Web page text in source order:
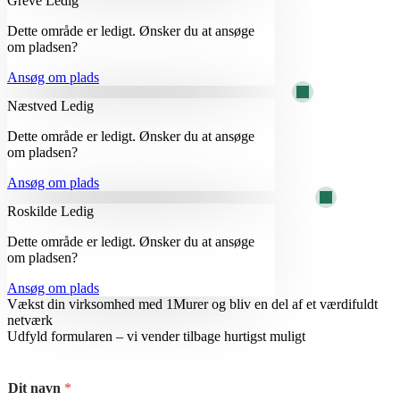
Dette område er ledigt. Ønsker du at ansøge
om pladsen?
Ansøg om plads
Næstved Ledig
Dette område er ledigt. Ønsker du at ansøge
om pladsen?
Ansøg om plads
Roskilde Ledig
Dette område er ledigt. Ønsker du at ansøge
om pladsen?
Ansøg om plads
Vækst din virksomhed med 1Murer og bliv en del af et værdifuldt
netværk
Udfyld formularen – vi vender tilbage hurtigst muligt
iDit navn *